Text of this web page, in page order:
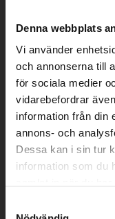
Denna webbplats
Vi använder
och annonserna till
för sociala medier
vidarebefordrar
information från din
annons- och
Dessa kan i sin tur
information som du